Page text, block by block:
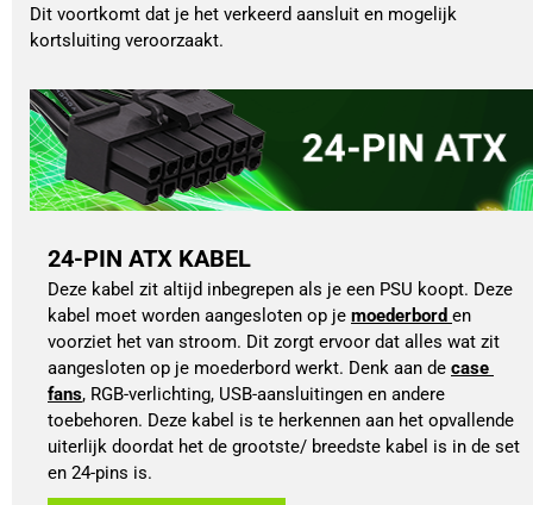
Dit voortkomt dat je het verkeerd aansluit en mogelijk
kortsluiting veroorzaakt.
24-PIN ATX KABEL
Deze kabel zit altijd inbegrepen als je een PSU koopt. Deze
kabel moet worden aangesloten op je moederbord en
voorziet het van stroom. Dit zorgt ervoor dat alles wat zit
aangesloten op je moederbord werkt. Denk aan de case
fans, RGB-verlichting, USB-aansluitingen en andere
toebehoren. Deze kabel is te herkennen aan het opvallende
uiterlijk doordat het de grootste/ breedste kabel is in de set
en 24-pins is.